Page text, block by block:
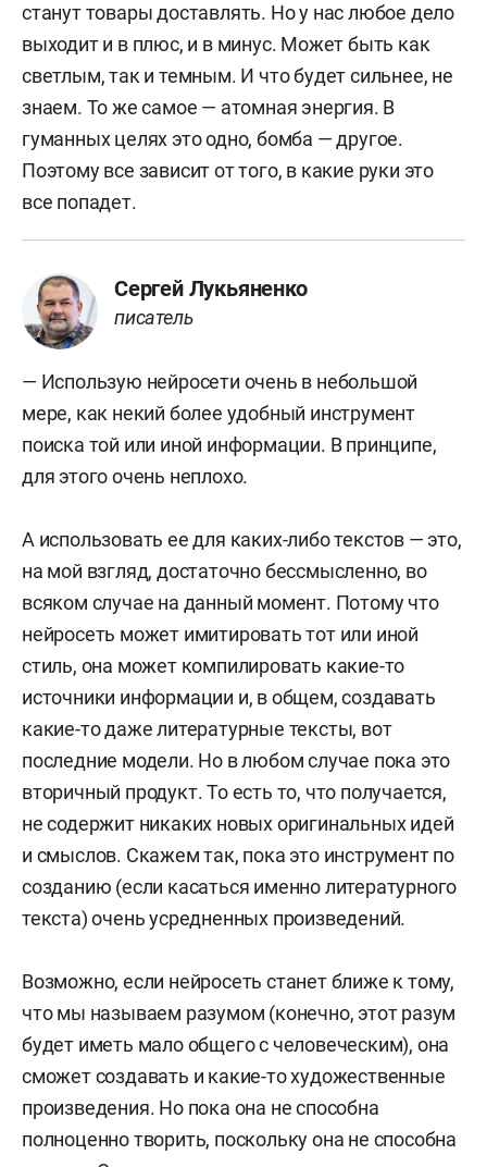
станут товары доставлять. Но у нас любое дело
выходит и в плюс, и в минус. Может быть как
светлым, так и темным. И что будет сильнее, не
знаем. То же самое — атомная энергия. В
гуманных целях это одно, бомба — другое.
Поэтому все зависит от того, в какие руки это
все попадет.
Сергей Лукьяненко
писатель
— Использую нейросети очень в небольшой
мере, как некий более удобный инструмент
поиска той или иной информации. В принципе,
для этого очень неплохо.
А использовать ее для каких-либо текстов — это,
на мой взгляд, достаточно бессмысленно, во
всяком случае на данный момент. Потому что
нейросеть может имитировать тот или иной
стиль, она может компилировать какие-то
источники информации и, в общем, создавать
какие-то даже литературные тексты, вот
последние модели. Но в любом случае пока это
вторичный продукт. То есть то, что получается,
не содержит никаких новых оригинальных идей
и смыслов. Скажем так, пока это инструмент по
созданию (если касаться именно литературного
текста) очень усредненных произведений.
Возможно, если нейросеть станет ближе к тому,
что мы называем разумом (конечно, этот разум
будет иметь мало общего с человеческим), она
сможет создавать и какие-то художественные
произведения. Но пока она не способна
полноценно творить, поскольку она не способна